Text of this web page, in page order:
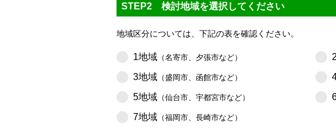
STEP2 検討地域を選択してください
地域区分については、下記の表を確認ください。
1地域（名寄市、夕張市など）
3地域（盛岡市、函館市など）
5地域（仙台市、宇都宮市など）
7地域（福岡市、長崎市など）